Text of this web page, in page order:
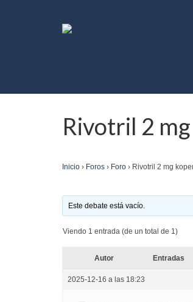
Rivotril 2
Inicio › Foros › Foro › Rivotril 2 mg
Este debate está vacío.
Viendo 1 entrada (de un total de 1)
Autor Entradas
2025-12-16 a las 18:23